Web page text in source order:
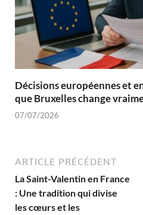
Décisions européennes et
que Bruxelles change
07/07/2026
ARTICLE PRÉCÉDENT
La Saint-Valentin en France
: Une tradition qui divise
les cœurs et les